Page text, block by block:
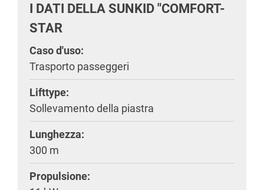
I DATI DELLA SUNKID "COMFORT-
STAR
Caso d'uso:
Trasporto passeggeri
Lifttype:
Sollevamento della piastra
Lunghezza:
300 m
Propulsione: